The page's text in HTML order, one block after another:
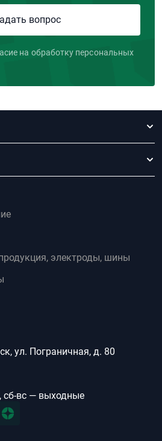
на обработку персональных
электроды, шины
ул. Пограничная, д. 80
сб-вс — выходные